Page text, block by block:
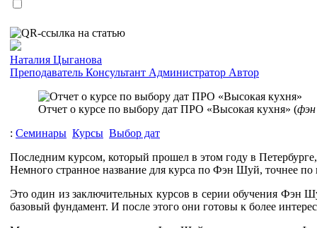
Наталия Цыганова
Преподаватель Консультант Администратор Автор
Отчет о курсе по выбору дат ПРО «Высокая кухня» (
: Семинары Курсы Выбор дат
Последним курсом, который прошел в этом году в
Немного странное название для курса по Фэн Шуй, точнее по
Это один из заключительных курсов в серии обучения Фэн
базовый фундамент. И после этого они готовы к более